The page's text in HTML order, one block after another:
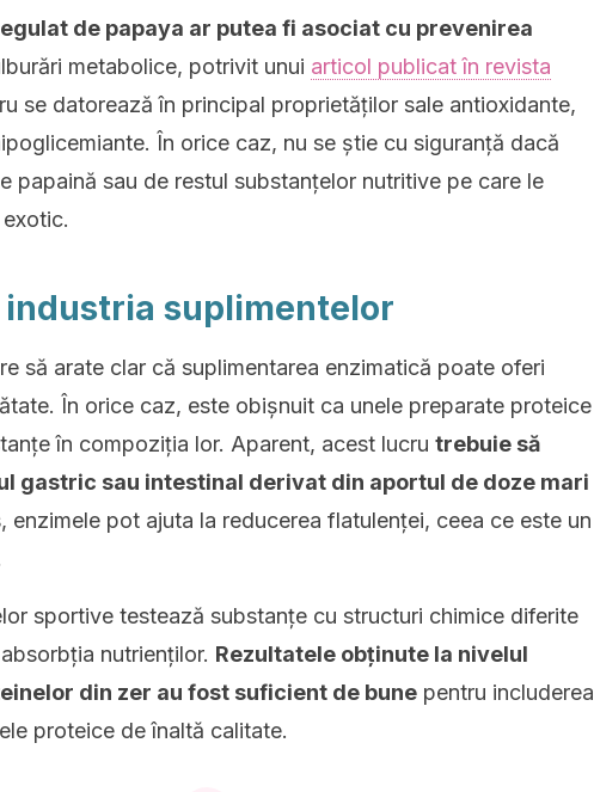
de papaya ar putea fi asociat cu prevenirea
metabolice, potrivit unui articol publicat în revista
se datorează în principal proprietăților sale antioxidante,
În orice caz, nu se știe cu siguranță dacă
papaină sau de restul substanțelor nutritive pe care le
industria suplimentelor
să arate clar că suplimentarea enzimatică poate oferi
În orice caz, este obișnuit ca unele preparate proteice
în compoziția lor. Aparent, acest lucru trebuie să
gastric sau intestinal derivat din aportul de doze mari
enzimele pot ajuta la reducerea flatulenței, ceea ce este un
sportive testează substanțe cu structuri chimice diferite
nutrienților. Rezultatele obținute la nivelul
din zer au fost suficient de bune pentru includerea
proteice de înaltă calitate.